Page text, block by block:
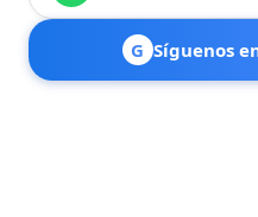
G Síguenos